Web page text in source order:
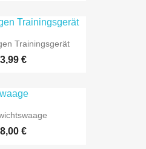
Trainingsgerät
€
€